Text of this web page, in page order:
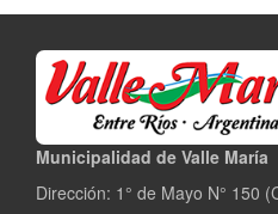
Municipalidad de Valle María
Dirección: 1° de Mayo N° 150